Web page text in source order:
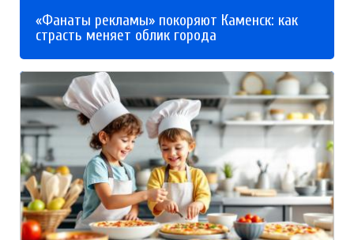
«Фанаты рекламы» покоряют Каменск: как
страсть меняет облик города